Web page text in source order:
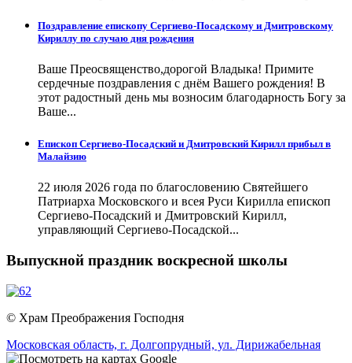
Поздравление епископу Сергиево-Посадскому и Дмитровскому
Кириллу по случаю дня рождения
Ваше Преосвященство,дорогой Владыка! Примите
сердечные поздравления с днём Вашего рождения! В
этот радостный день мы возносим благодарность Богу за
Ваше...
Епископ Сергиево-Посадский и Дмитровский Кирилл прибыл в
Малайзию
22 июля 2026 года по благословению Святейшего
Патриарха Московского и всея Руси Кирилла епископ
Сергиево-Посадский и Дмитровский Кирилл,
управляющий Сергиево-Посадской...
Выпускной праздник воскресной школы
© Храм Преображения Господня
Московская область, г. Долгопрудный, ул. Дирижабельная